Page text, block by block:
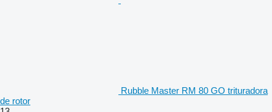
Rubble Master RM 80 GO trituradora
de rotor